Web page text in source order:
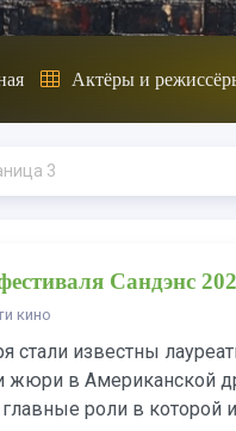
Актёры и
3
Сандэнс
кино
стали известны
жюри в Американской
роли в которой